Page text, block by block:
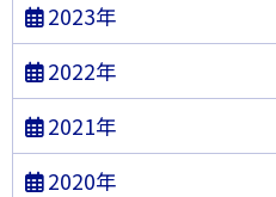
2023年
2022年
2021年
2020年